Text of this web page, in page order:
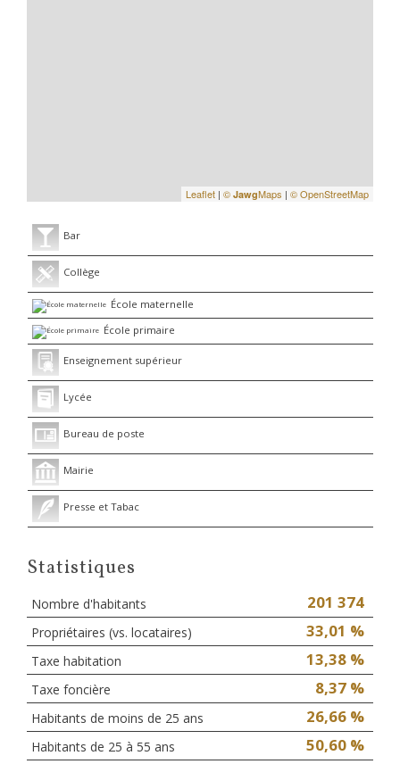
Leaflet | © JawgMaps | © OpenStreetMap
Bar
Collège
École maternelle
École primaire
Enseignement supérieur
Lycée
Bureau de poste
Mairie
Presse et Tabac
Statistiques
Nombre d'habitants 201 374
Propriétaires (vs. locataires) 33,01 %
Taxe habitation 13,38 %
Taxe foncière 8,37 %
Habitants de moins de 25 ans 26,66 %
Habitants de 25 à 55 ans 50,60 %